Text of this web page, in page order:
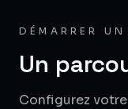
DÉMARRER
Un
Configurez